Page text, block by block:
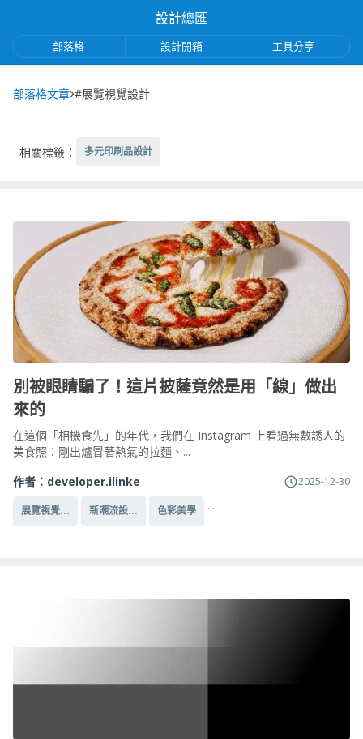
設計總匯
部落格 設計開箱 工具分享
部落格文章 #展覽視覺設計
相關標籤： 多元印刷品設計
別被眼睛騙了！這片披薩竟然是用「線」做出
來的
在這個「相機食先」的年代，我們在 Instagram 上看過無數誘人的
美食照：剛出爐冒著熱氣的拉麵、...
作者： developer.ilinke 2025-12-30
展覽視覺... 新潮流設... 色彩美學 ...